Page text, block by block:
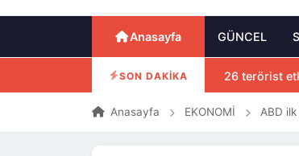
Anasayfa GÜNCEL
SON DAKİKA 26 terörist
Anasayfa EKONOMİ ABD